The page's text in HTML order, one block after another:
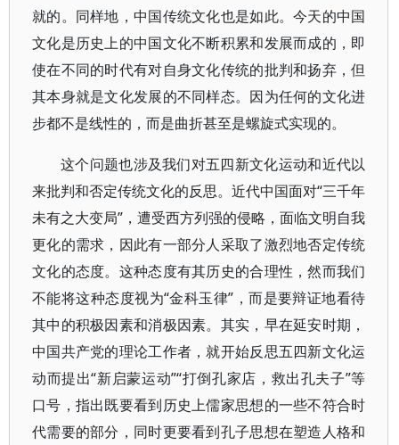
就的。同样地，中国传统文化也是如此。今天的中国
文化是历史上的中国文化不断积累和发展而成的，即
使在不同的时代有对自身文化传统的批判和扬弃，但
其本身就是文化发展的不同样态。因为任何的文化进
步都不是线性的，而是曲折甚至是螺旋式实现的。
这个问题也涉及我们对五四新文化运动和近代以
来批判和否定传统文化的反思。近代中国面对“三千年
未有之大变局”，遭受西方列强的侵略，面临文明自我
更化的需求，因此有一部分人采取了激烈地否定传统
文化的态度。这种态度有其历史的合理性，然而我们
不能将这种态度视为“金科玉律”，而是要辩证地看待
其中的积极因素和消极因素。其实，早在延安时期，
中国共产党的理论工作者，就开始反思五四新文化运
动而提出“新启蒙运动”“打倒孔家店，救出孔夫子”等
口号，指出既要看到历史上儒家思想的一些不符合时
代需要的部分，同时更要看到孔子思想在塑造人格和